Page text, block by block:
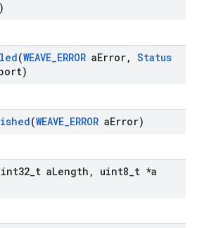
(WEAVE_ERROR aError, Status
(WEAVE_ERROR aError)
t aLength , uint8 t *a